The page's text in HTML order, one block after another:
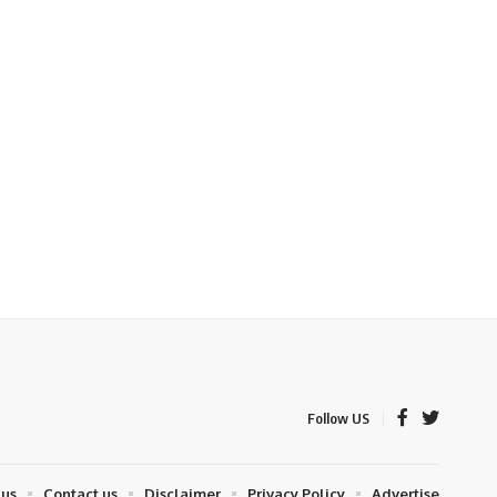
Follow US